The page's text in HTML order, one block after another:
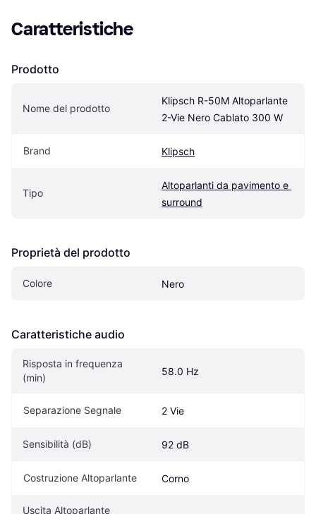
Caratteristiche
Prodotto
Nome del prodotto
Klipsch R-50M Altoparlante
2-Vie Nero Cablato 300 W
Brand Klipsch
Tipo
Altoparlanti da pavimento e
surround
Proprietà del prodotto
Colore Nero
Caratteristiche audio
Risposta in frequenza
(min)
58.0 Hz
Separazione Segnale 2 Vie
Sensibilità (dB) 92 dB
Costruzione Altoparlante Corno
Uscita Altoparlante